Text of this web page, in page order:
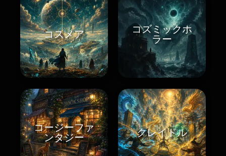
コスメア
コズミックホ
ラー
コージーファ
ンタジー
クレイドル